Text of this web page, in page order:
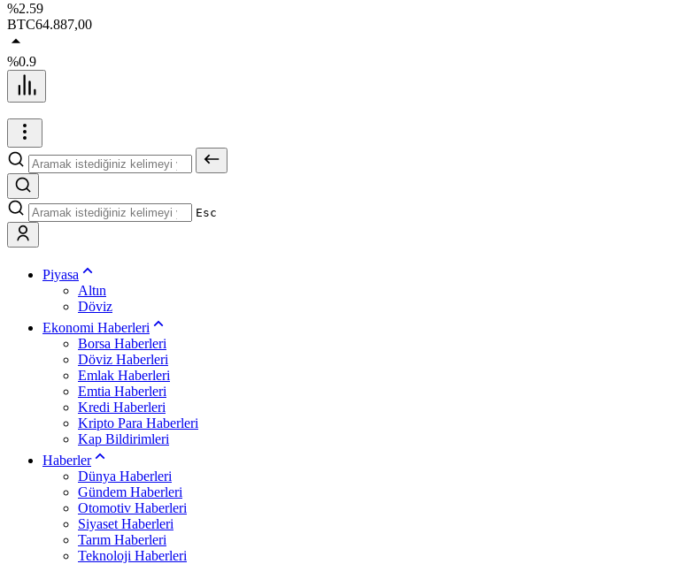
%2.59
BTC64.887,00
%0.9
Esc
Piyasa
Altın
Döviz
Ekonomi Haberleri
Borsa Haberleri
Döviz Haberleri
Emlak Haberleri
Emtia Haberleri
Kredi Haberleri
Kripto Para Haberleri
Kap Bildirimleri
Haberler
Dünya Haberleri
Gündem Haberleri
Otomotiv Haberleri
Siyaset Haberleri
Tarım Haberleri
Teknoloji Haberleri